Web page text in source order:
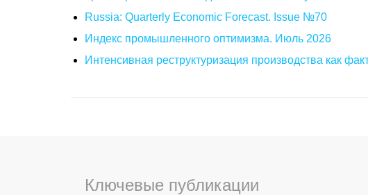
Russia: Quarterly Economic Forecast. Issue №70
Индекс промышленного оптимизма. Июль 2026
Интенсивная реструктуризация производства как
Ключевые публикации